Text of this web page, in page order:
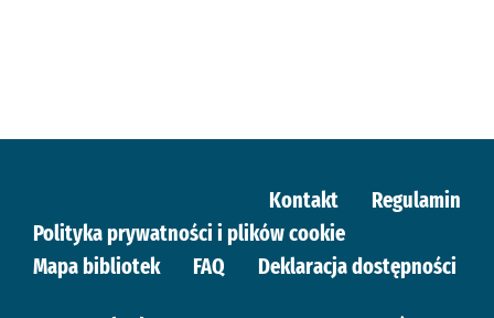
Kontakt
Regulamin
Polityka prywatności i plików cookie
Mapa bibliotek
FAQ Deklaracja dostępności